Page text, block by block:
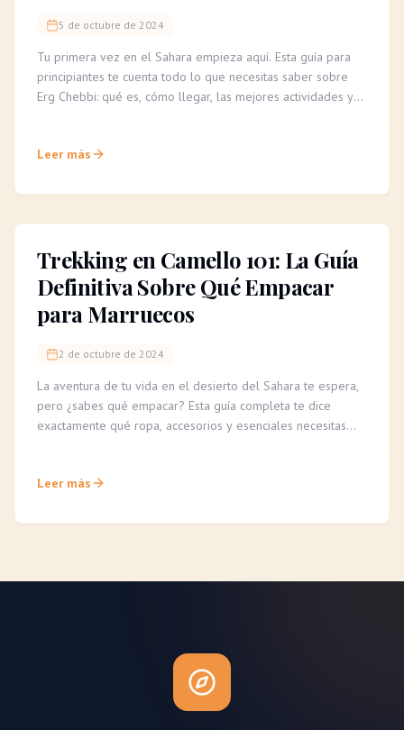
5 de octubre de 2024
Tu primera vez en el Sahara empieza aquí. Esta guía para
principiantes te cuenta todo lo que necesitas saber sobre
Erg Chebbi: qué es, cómo llegar, las mejores actividades y
Leer más
Trekking en Camello 101: La Guía
Definitiva Sobre Qué Empacar
para Marruecos
2 de octubre de 2024
La aventura de tu vida en el desierto del Sahara te espera,
pero ¿sabes qué empacar? Esta guía completa te dice
exactamente qué ropa, accesorios y esenciales necesitas
Leer más